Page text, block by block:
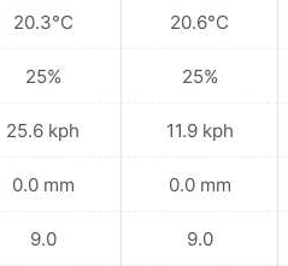
20.3°C
25%
25.6 kph
0.0 mm
9.0
20.6°C
25%
11.9 kph
0.0 mm
9.0